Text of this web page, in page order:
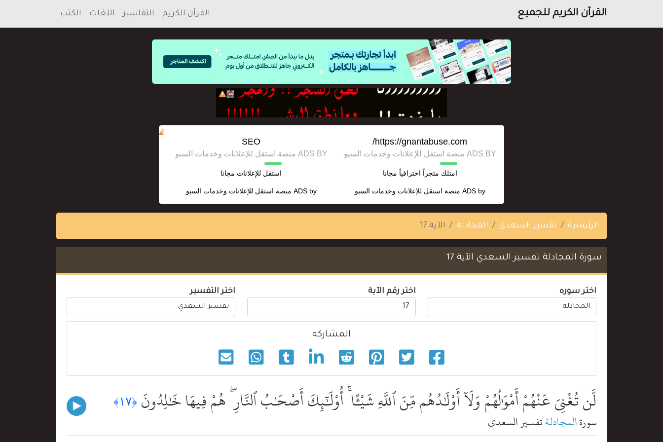
القرآن الكريم للجميع القرآن الكريم التفاسير اللغات الكتب
https://gnantabuse.com/
ADS BY منصة استقل للإعلانات وخدمات السيو
امتلك متجراً احترافياً مجانا
ADS by منصة استقل للإعلانات وخدمات السيو
SEO
ADS BY منصة استقل للإعلانات وخدمات السيو
استقل للإعلانات مجانا
ADS by منصة استقل للإعلانات وخدمات السيو
الرئيسية تفسير السعدي المجادلة الآية 17
سورة المجادلة تفسير السعدي الآية 17
اختر سوره اختر رقم الآية اختر التفسير
المشاركه
لَّن تُغْنِىَ عَنْهُمْ أَمْوَٰلُهُمْ وَلَآ أَوْلَٰدُهُم مِّنَ ٱللَّهِ شَيْـًٔا ۚ أُوْلَٰٓئِكَ أَصْحَٰبُ ٱلنَّارِ ۖ هُمْ فِيهَا خَٰلِدُونَ ﴿١٧﴾
سورةالمجادلةتفسير السعدي